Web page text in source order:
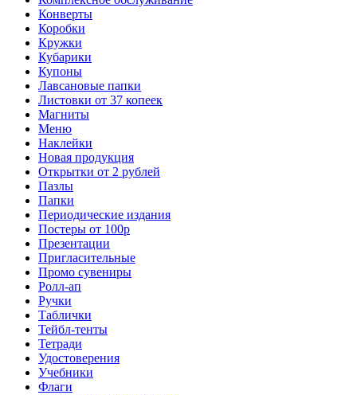
Конверты
Коробки
Кружки
Кубарики
Купоны
Лавсановые папки
Листовки от 37 копеек
Магниты
Меню
Наклейки
Новая продукция
Открытки от 2 рублей
Пазлы
Папки
Периодические издания
Постеры от 100р
Презентации
Пригласительные
Промо сувениры
Ролл-ап
Ручки
Таблички
Тейбл-тенты
Тетради
Удостоверения
Учебники
Флаги